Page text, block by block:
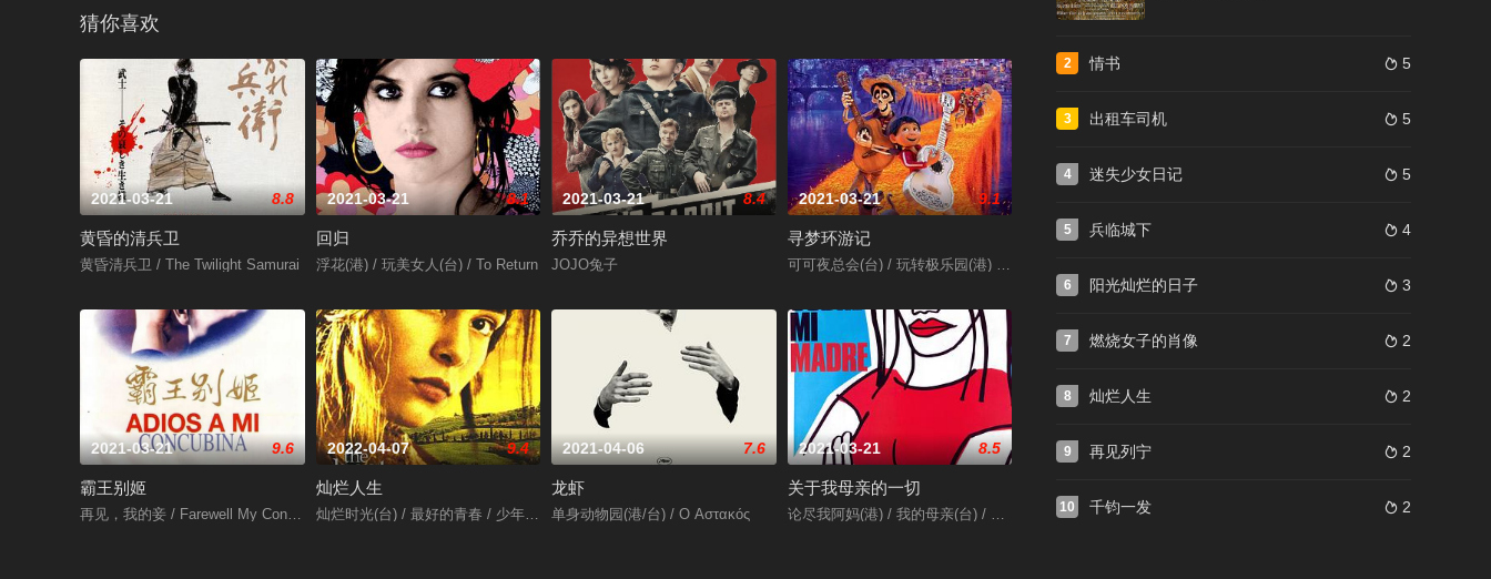
同是神枪手的他抗衡瓦西里。在硝烟弥漫的战场上，瓦西里和康尼开始了斗智斗勇的决斗。©豆瓣
猜你喜欢
2021-03-21 8.8
黄昏的清兵卫
黄昏清兵卫 / The Twilight Samurai
2021-03-21 8.1
回归
浮花(港) / 玩美女人(台) / To Return
2021-03-21 8.4
乔乔的异想世界
JOJO兔子
2021-03-21 9.1
寻梦环游记
可可夜总会(台) / 玩转极乐园(港) / 亡灵总动员(豆友译名) / 冥冥之中(豆友译名) / 墨西哥亡灵节 / 可可
2021-03-21 9.6
霸王别姬
再见，我的妾 / Farewell My Concubine
2022-04-07 9.4
灿烂人生
灿烂时光(台) / 最好的青春 / 少年万岁 / 璀璨人生 / The Best of Youth
2021-04-06 7.6
龙虾
单身动物园(港/台) / Ο Αστακός
2021-03-21 8.5
关于我母亲的一切
论尽我阿妈(港) / 我的母亲(台) / All About My Mother
2  5
情书
3  5
出租车司机
4  5
迷失少女日记
5  4
兵临城下
6  3
阳光灿烂的日子
7  2
燃烧女子的肖像
8  2
灿烂人生
9  2
再见列宁
10  2
千钧一发